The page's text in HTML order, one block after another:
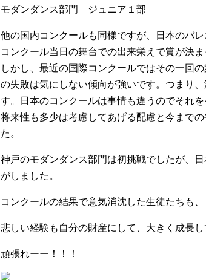
モダンダンス部門 ジュニア１部
他の国内コンクールも同様ですが、日本のバ
コンクール当日の舞台での出来栄えで賞が決ま
しかし、最近の国際コンクールではその一回
の失敗は気にしない傾向が強いです。つまり
す。日本のコンクールは事情も違うのでそれ
将来性も多少は考慮してあげる配慮と今まで
た。
神戸のモダンダンス部門は初挑戦でしたが、
がしました。
コンクールの結果で意気消沈した生徒たちも
悲しい経験も自分の財産にして、大きく成長
頑張れーー！！！